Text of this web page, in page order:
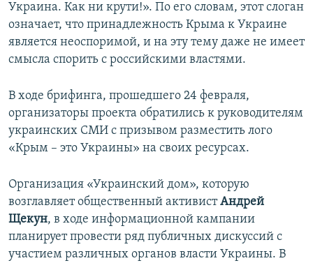
Украина. Как ни крути!». По его словам, этот слоган
означает, что принадлежность Крыма к Украине
является неоспоримой, и на эту тему даже не имеет
смысла спорить с российскими властями.
В ходе брифинга, прошедшего 24 февраля,
организаторы проекта обратились к руководителям
украинских СМИ с призывом разместить лого
«Крым – это Украины» на своих ресурсах.
Организация «Украинский дом», которую
возглавляет общественный активистАндрей
Щекун, в ходе информационной кампании
планирует провести ряд публичных дискуссий с
участием различных органов власти Украины. В